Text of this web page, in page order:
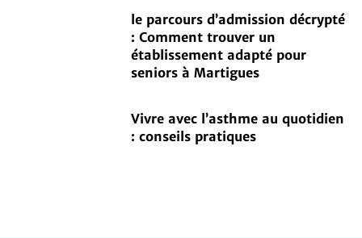
le parcours d’admission décrypté
: Comment trouver un
établissement adapté pour
seniors à Martigues
Vivre avec l’asthme au quotidien
: conseils pratiques